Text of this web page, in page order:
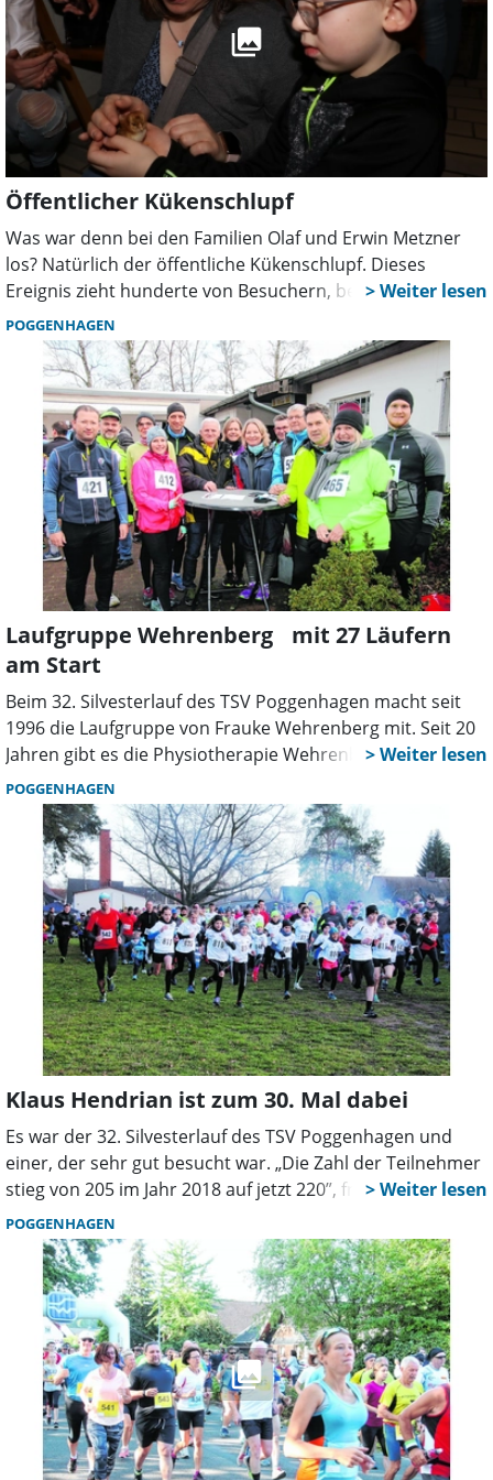
Öffentlicher Kükenschlupf
Was war denn bei den Familien Olaf und Erwin Metzner
los? Natürlich der öffentliche Kükenschlupf. Dieses
Ereignis zieht hunderte von Besuchern, besonders Kinder
an. Geschätzt waren es mehr als 500.
POGGENHAGEN
Laufgruppe Wehrenberg mit 27 Läufern
am Start
Beim 32. Silvesterlauf des TSV Poggenhagen macht seit
1996 die Laufgruppe von Frauke Wehrenberg mit. Seit 20
Jahren gibt es die Physiotherapie Wehrenberg in
Großenheidorn. „Aus diesem Grunde habe ich für unsere
Laufgruppe auch 20 Plätze angemeldet”, sagte
Wehrenberg. Doch es kamen zum Silvesterlauf 25
Erwachsene und zwei Kinder, so waren die Wunstorfer die
zweitstärkste Gruppe. Der leichtathletische Kehraus sei
immer eine willkommene Gelegenheit, daran
teilzunehmen. Übrigens bereitet sich Frauke Wehrenberg
schon auf den Berlin-Marathon im September vor. Es wird
dann ihr 7. Marathonlauf sein. Foto: gi
POGGENHAGEN
Klaus Hendrian ist zum 30. Mal dabei
Es war der 32. Silvesterlauf des TSV Poggenhagen und
einer, der sehr gut besucht war. „Die Zahl der Teilnehmer
stieg von 205 im Jahr 2018 auf jetzt 220”, freute sich
Vorsitzender Hartmut Strecker. Einer, der bereits das 30.
Mal mit dabei war, ist Klaus Hendrian. Der 62 Jahre alte,
ehemalige langjährige Ortsbürgermeister von
Poggenhagen läuft immer noch gerne mit. Und das will er
auch zu Silvester 2020 wieder tun. Weitere Ergebnisse aus
dem Bereich Wunstorf:
POGGENHAGEN